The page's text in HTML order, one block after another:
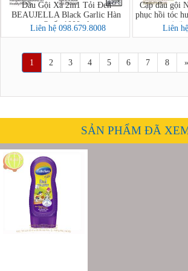
Dầu Gội Xả 2in1 Tỏi Đen
BEAUJELLA Black Garlic Hàn
Quốc 1000ml
Liên hệ 098.679.8008
Cặp dầu gội
phục hồi tóc
비셀
Liên
1 2 3 4 5 6 7 8 »
SẢN PHẨM ĐÃ